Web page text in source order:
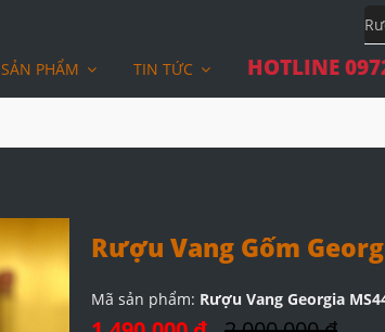
SẢN PHẨM TIN TỨC HOTLINE
Rượu Vang Gốm
Mã sản phẩm: Rượu Vang Georgia